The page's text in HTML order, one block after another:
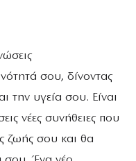
σου, δίνοντας
την υγεία σου. Είναι
νέες συνήθειες που
ζωής σου και θα